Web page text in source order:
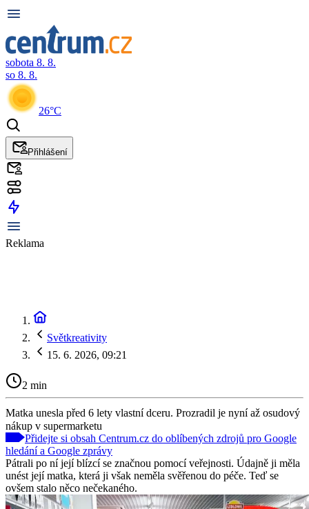
sobota 8. 8.
so 8. 8.
26°C
Přihlášení
Reklama
Světkreativity
15. 6. 2026, 09:21
2 min
Matka unesla před 6 lety vlastní dceru. Prozradil je nyní až osudový
nákup v supermarketu
Přidejte si obsah Centrum.cz do oblíbených zdrojů pro Google
hledání a Google zprávy
Pátrali po ní její blízcí se značnou pomocí veřejnosti. Údajně ji měla
unést její matka, která ji však neměla svěřenou do péče. Teď se
ovšem stalo něco nečekaného.